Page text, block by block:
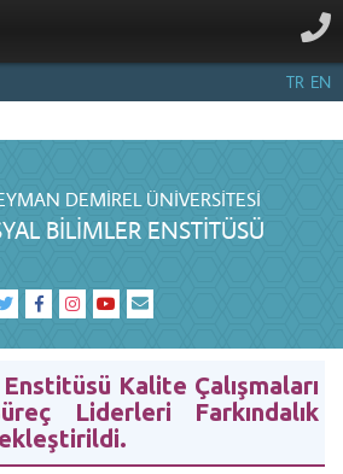
TR EN
DEMIREL ÜNIVERSITESI
BİLİMLER ENSTİTÜSÜ
Kalite Çalışmaları
Liderleri Farkındalık